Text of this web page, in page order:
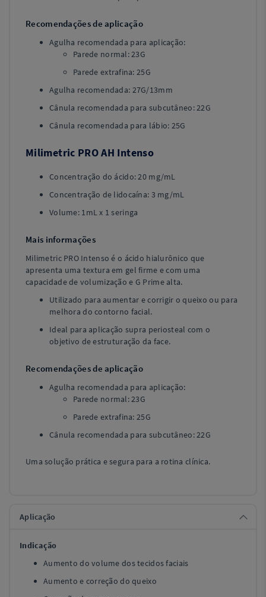
Recomendações de aplicação
Agulha recomendada para aplicação:
Parede normal: 23G
Parede extrafina: 25G
Agulha recomendada: 27G/13mm
Cânula recomendada para subcutâneo: 22G
Cânula recomendada para lábio: 25G
Milimetric PRO AH Intenso
Concentração do ácido: 20 mg/mL
Concentração de lidocaína: 3 mg/mL
Volume: 1mL x 1 seringa
Mais informações
Milimetric PRO Intenso é o ácido hialurônico que
apresenta uma textura em gel firme e com uma
capacidade de volumização e G Prime alta.
Utilizado para aumentar e corrigir o queixo ou para
melhora do contorno facial.
Ideal para aplicação supra periosteal com o
objetivo de estruturação da face.
Recomendações de aplicação
Agulha recomendada para aplicação:
Parede normal: 23G
Parede extrafina: 25G
Cânula recomendada para subcutâneo: 22G
Uma solução prática e segura para a rotina clínica.
Aplicação
Indicação
Aumento do volume dos tecidos faciais
Aumento e correção do queixo